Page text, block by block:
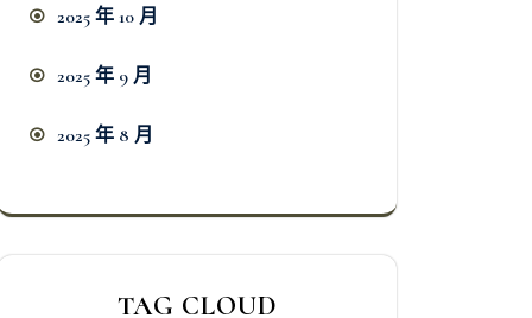
2025 年 10 月
2025 年 9 月
2025 年 8 月
TAG CLOUD